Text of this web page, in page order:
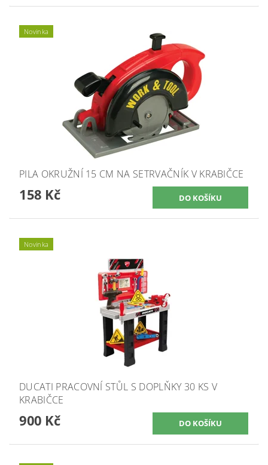
Novinka
PILA OKRUŽNÍ 15 CM NA SETRVAČNÍK V KRABIČCE
158 Kč
Novinka
DUCATI PRACOVNÍ STŮL S DOPLŇKY 30 KS V
KRABIČCE
900 Kč